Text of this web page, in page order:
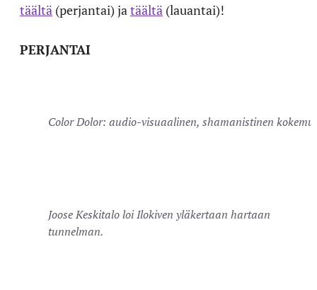
täältä (perjantai) ja täältä (lauantai)!
PERJANTAI
Color Dolor: audio-visuaalinen, shamanistinen
Joose Keskitalo loi Ilokiven yläkertaan hartaan
tunnelman.